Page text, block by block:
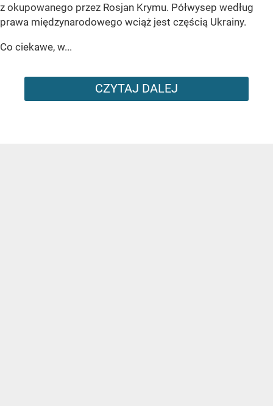
z okupowanego przez Rosjan Krymu. Półwysep według
prawa międzynarodowego wciąż jest częścią Ukrainy.
Co ciekawe, w...
CZYTAJ DALEJ